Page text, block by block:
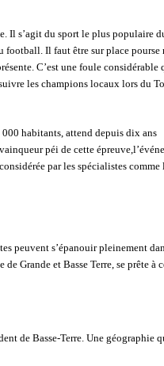
Il s’agit du sport le plus populaire
football. Il faut être sur place pourse
C’est une foule considérable
les champions locaux lors du
habitants, attend depuis dix ans
péi de cette
par les spécialistes comme
peuvent s’épanouir pleinement
Grande et Basse Terre, se prête à
de Basse-Terre. Une géographie